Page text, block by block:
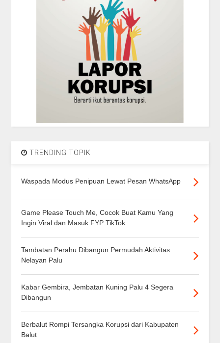
TRENDING TOPIK
Waspada Modus Penipuan Lewat Pesan WhatsApp
Game Please Touch Me, Cocok Buat Kamu Yang
Ingin Viral dan Masuk FYP TikTok
Tambatan Perahu Dibangun Permudah Aktivitas
Nelayan Palu
Kabar Gembira, Jembatan Kuning Palu 4 Segera
Dibangun
Berbalut Rompi Tersangka Korupsi dari Kabupaten
Balut